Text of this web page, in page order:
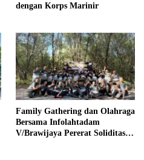
dengan Korps Marinir
Family Gathering dan Olahraga
Bersama Infolahtadam
V/Brawijaya Pererat Soliditas